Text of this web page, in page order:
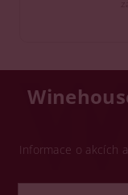
Informace o akcích